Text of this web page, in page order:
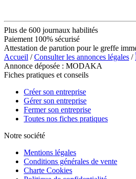
Plus de 600 journaux habilités
Paiement 100% sécurisé
Attestation de parution pour le greffe
Accueil /Consulter les annonces légales /
Annonce déposée : MODAKA
Fiches pratiques et conseils
Créer son entreprise
Gérer son entreprise
Fermer son entreprise
Toutes nos fiches pratiques
Notre société
Mentions légales
Conditions générales de vente
Charte Cookies